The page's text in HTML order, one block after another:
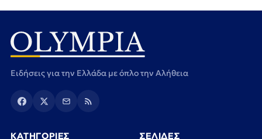
Ειδήσεις για την Ελλάδα με όπλο την Αλήθεια
ΚΑΤΗΓΟΡΙΕΣ ΣΕΛΙΔΕΣ